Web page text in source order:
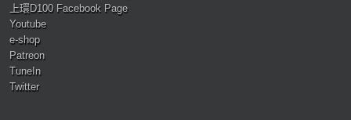
上環D100 Facebook Page
Youtube
e-shop
Patreon
TuneIn
Twitter